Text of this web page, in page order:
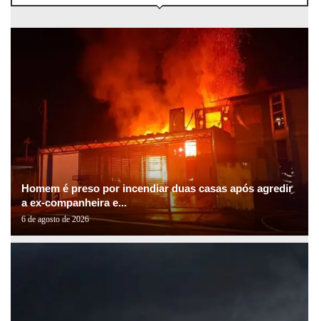
Homem é preso por incendiar duas casas após agredir
a ex-companheira e...
6 de agosto de 2026